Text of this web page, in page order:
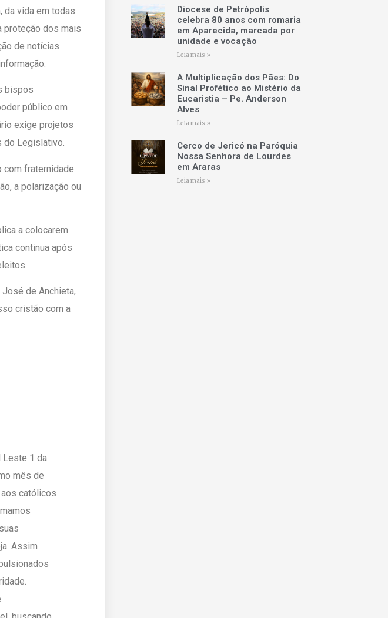
da vida em todas
proteção dos mais
de notícias
bispos
público em
exige projetos
do Legislativo.
com fraternidade
a polarização ou
a colocarem
continua após
de Anchieta,
cristão com a
Leste 1 da
mês de
católicos
Assim
Diocese de Petrópolis
celebra 80 anos com romaria
em Aparecida, marcada por
unidade e vocação
Leia mais »
A Multiplicação dos Pães: Do
Sinal Profético ao Mistério da
Eucaristia – Pe. Anderson
Alves
Leia mais »
Cerco de Jericó na Paróquia
Nossa Senhora de Lourdes
em Araras
Leia mais »